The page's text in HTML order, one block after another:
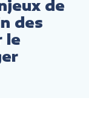
de
des
le